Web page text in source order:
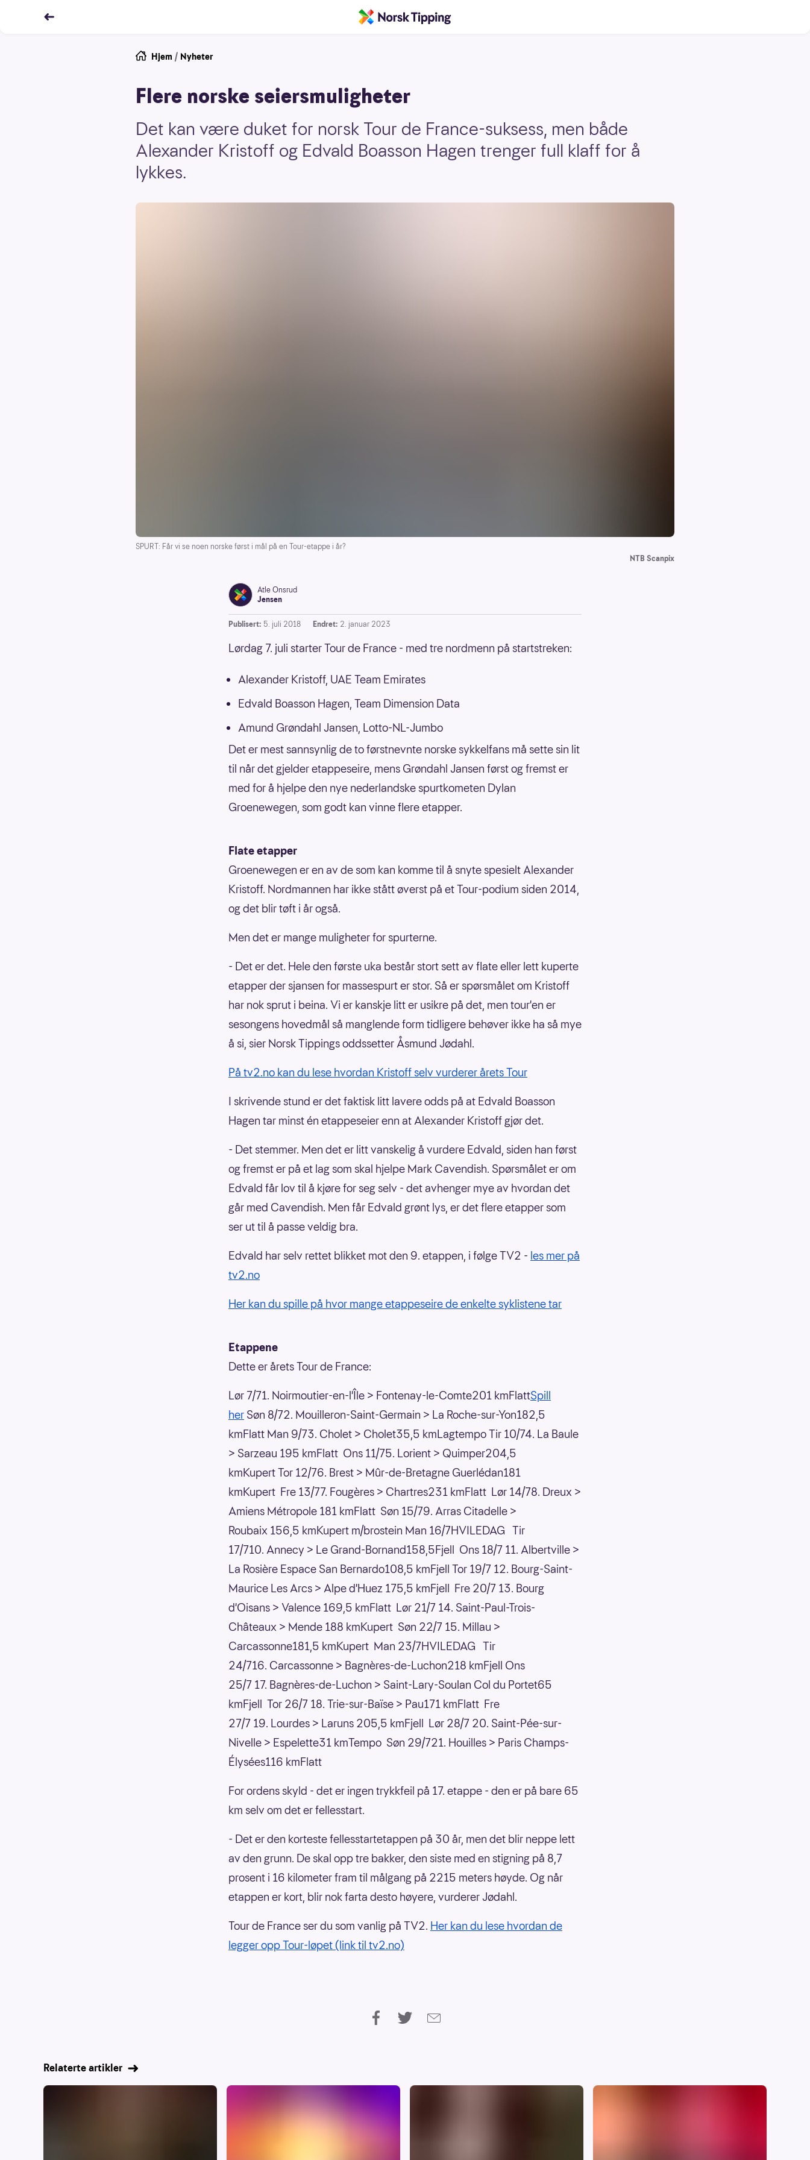
Hjem / Nyheter
Flere norske seiersmuligheter
Det kan være duket for norsk Tour de France-suksess, men både
Alexander Kristoff og Edvald Boasson Hagen trenger full klaff for å
lykkes.
SPURT: Får vi se noen norske først i mål på en Tour-etappe i år?
NTB Scanpix
Atle Onsrud
Jensen
Publisert: 5. juli 2018 Endret: 2. januar 2023
Lørdag 7. juli starter Tour de France - med tre nordmenn på startstreken:
Alexander Kristoff, UAE Team Emirates
Edvald Boasson Hagen, Team Dimension Data
Amund Grøndahl Jansen, Lotto-NL-Jumbo
Det er mest sannsynlig de to førstnevnte norske sykkelfans må sette sin lit
til når det gjelder etappeseire, mens Grøndahl Jansen først og fremst er
med for å hjelpe den nye nederlandske spurtkometen Dylan
Groenewegen, som godt kan vinne flere etapper.
Flate etapper
Groenewegen er en av de som kan komme til å snyte spesielt Alexander
Kristoff. Nordmannen har ikke stått øverst på et Tour-podium siden 2014,
og det blir tøft i år også.
Men det er mange muligheter for spurterne.
- Det er det. Hele den første uka består stort sett av flate eller lett kuperte
etapper der sjansen for massespurt er stor. Så er spørsmålet om Kristoff
har nok sprut i beina. Vi er kanskje litt er usikre på det, men tour'en er
sesongens hovedmål så manglende form tidligere behøver ikke ha så mye
å si, sier Norsk Tippings oddssetter Åsmund Jødahl.
På tv2.no kan du lese hvordan Kristoff selv vurderer årets Tour
I skrivende stund er det faktisk litt lavere odds på at Edvald Boasson
Hagen tar minst én etappeseier enn at Alexander Kristoff gjør det.
- Det stemmer. Men det er litt vanskelig å vurdere Edvald, siden han først
og fremst er på et lag som skal hjelpe Mark Cavendish. Spørsmålet er om
Edvald får lov til å kjøre for seg selv - det avhenger mye av hvordan det
går med Cavendish. Men får Edvald grønt lys, er det flere etapper som
ser ut til å passe veldig bra.
Edvald har selv rettet blikket mot den 9. etappen, i følge TV2 - les mer på
tv2.no
Her kan du spille på hvor mange etappeseire de enkelte syklistene tar
Etappene
Dette er årets Tour de France:
Lør 7/71. Noirmoutier-en-l'Île > Fontenay-le-Comte201 kmFlattSpill
her Søn 8/72. Mouilleron-Saint-Germain > La Roche-sur-Yon182,5
kmFlatt Man 9/73. Cholet > Cholet35,5 kmLagtempo Tir 10/74. La Baule
> Sarzeau 195 kmFlatt Ons 11/75. Lorient > Quimper204,5
kmKupert Tor 12/76. Brest > Mûr-de-Bretagne Guerlédan181
kmKupert Fre 13/77. Fougères > Chartres231 kmFlatt Lør 14/78. Dreux >
Amiens Métropole 181 kmFlatt Søn 15/79. Arras Citadelle >
Roubaix 156,5 kmKupert m/brostein Man 16/7HVILEDAG Tir
17/710. Annecy > Le Grand-Bornand158,5Fjell Ons 18/7 11. Albertville >
La Rosière Espace San Bernardo108,5 kmFjell Tor 19/7 12. Bourg-Saint-
Maurice Les Arcs > Alpe d'Huez 175,5 kmFjell Fre 20/7 13. Bourg
d'Oisans > Valence 169,5 kmFlatt Lør 21/7 14. Saint-Paul-Trois-
Châteaux > Mende 188 kmKupert Søn 22/7 15. Millau >
Carcassonne181,5 kmKupert Man 23/7HVILEDAG Tir
24/716. Carcassonne > Bagnères-de-Luchon218 kmFjell Ons
25/7 17. Bagnères-de-Luchon > Saint-Lary-Soulan Col du Portet65
kmFjell Tor 26/7 18. Trie-sur-Baïse > Pau171 kmFlatt Fre
27/7 19. Lourdes > Laruns 205,5 kmFjell Lør 28/7 20. Saint-Pée-sur-
Nivelle > Espelette31 kmTempo Søn 29/721. Houilles > Paris Champs-
Élysées116 kmFlatt
For ordens skyld - det er ingen trykkfeil på 17. etappe - den er på bare 65
km selv om det er fellesstart.
- Det er den korteste fellesstartetappen på 30 år, men det blir neppe lett
av den grunn. De skal opp tre bakker, den siste med en stigning på 8,7
prosent i 16 kilometer fram til målgang på 2215 meters høyde. Og når
etappen er kort, blir nok farta desto høyere, vurderer Jødahl.
Tour de France ser du som vanlig på TV2. Her kan du lese hvordan de
legger opp Tour-løpet (link til tv2.no)
Relaterte artikler